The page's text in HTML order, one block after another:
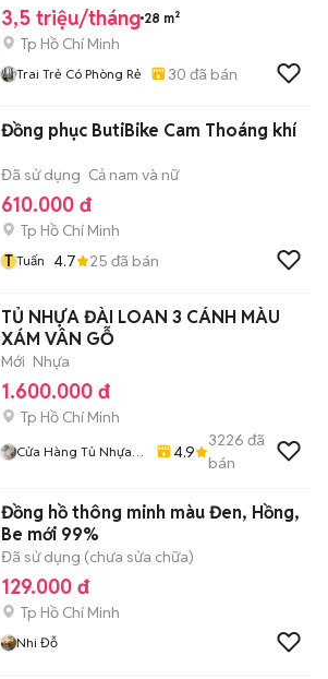
3,5 triệu/tháng 28 m²
Tp Hồ Chí Minh
Trai Trẻ Có Phòng Rẻ 30 đã bán
Đồng phục ButiBike Cam Thoáng khí
Đã sử dụng Cả nam và nữ
610.000 đ
Tp Hồ Chí Minh
T Tuấn 4.7 25 đã bán
TỦ NHỰA ĐÀI LOAN 3 CÁNH MÀU
XÁM VÂN GỖ
Mới Nhựa
1.600.000 đ
Tp Hồ Chí Minh
Cửa Hàng Tủ Nhựa
4.9
3226 đã
bán
Đồng hồ thông minh màu Đen, Hồng,
Be mới 99%
Đã sử dụng (chưa sửa chữa)
129.000 đ
Tp Hồ Chí Minh
Nhi Đỗ